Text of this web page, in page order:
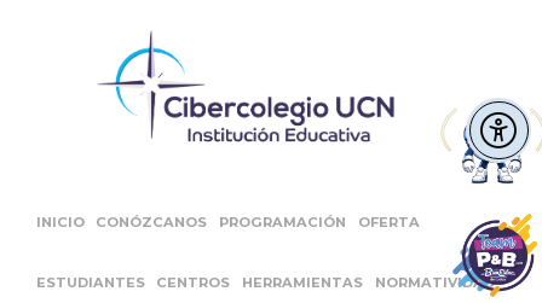
INICIO CONÓZCANOS PROGRAMACIÓN OFERTA
ESTUDIANTES CENTROS HERRAMIENTAS NORMATIVIDAD